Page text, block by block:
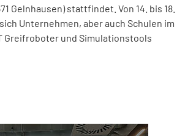
Gelnhausen) stattfindet. Von 14. bis 18.
Unternehmen, aber auch Schulen im
Greifroboter und Simulationstools